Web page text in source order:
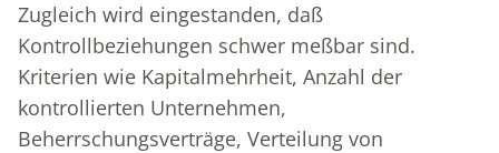
Zugleich wird eingestanden, daß
Kontrollbeziehungen schwer meßbar sind.
Kriterien wie Kapitalmehrheit, Anzahl der
kontrollierten Unternehmen,
Beherrschungsverträge, Verteilung von